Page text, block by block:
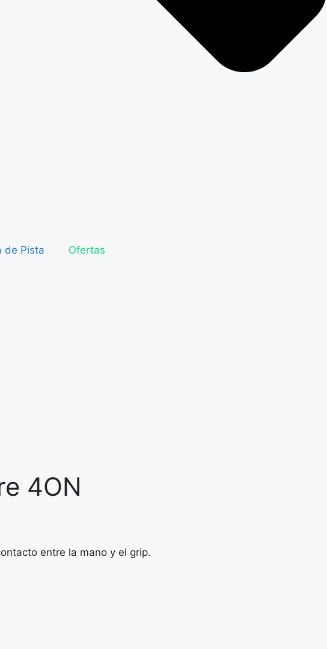
de Pista Ofertas
4ON
entre la mano y el grip.